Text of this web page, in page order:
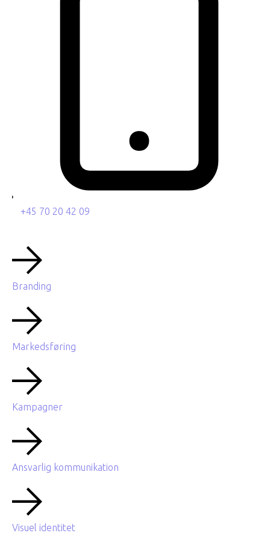
+45 70 20 42 09
Branding
Markedsføring
Kampagner
Ansvarlig kommunikation
Visuel identitet